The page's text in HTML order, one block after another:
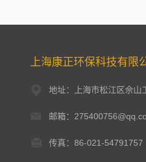
上海康正环保科技有限
地址：上海市松江区佘山
邮箱：
传真：86-021-54791757